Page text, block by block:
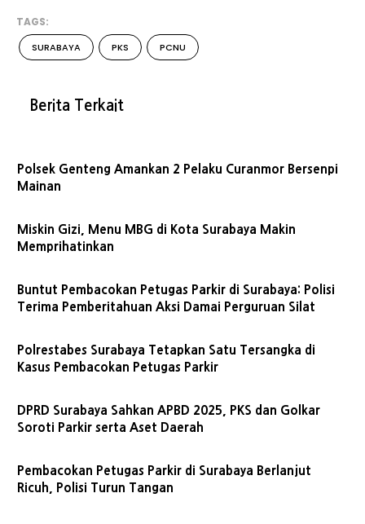
TAGS:
SURABAYA PKS PCNU
Berita Terkait
Polsek Genteng Amankan 2 Pelaku Curanmor Bersenpi
Mainan
Miskin Gizi, Menu MBG di Kota Surabaya Makin
Memprihatinkan
Buntut Pembacokan Petugas Parkir di Surabaya: Polisi
Terima Pemberitahuan Aksi Damai Perguruan Silat
Polrestabes Surabaya Tetapkan Satu Tersangka di
Kasus Pembacokan Petugas Parkir
DPRD Surabaya Sahkan APBD 2025, PKS dan Golkar
Soroti Parkir serta Aset Daerah
Pembacokan Petugas Parkir di Surabaya Berlanjut
Ricuh, Polisi Turun Tangan